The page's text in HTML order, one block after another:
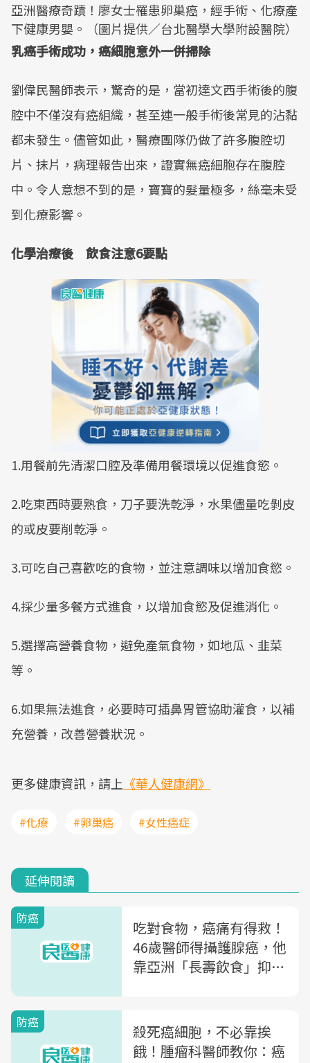
亞洲醫療奇蹟！廖女士罹患卵巢癌，經手術、化療產
下健康男嬰。（圖片提供／台北醫學大學附設醫院）
乳癌手術成功，癌細胞意外一併掃除
劉偉民醫師表示，驚奇的是，當初達文西手術後的腹
腔中不僅沒有癌組織，甚至連一般手術後常見的沾黏
都未發生。儘管如此，醫療團隊仍做了許多腹腔切
片、抹片，病理報告出來，證實無癌細胞存在腹腔
中。令人意想不到的是，寶寶的髮量極多，絲毫未受
到化療影響。
化學治療後 飲食注意6要點
1.用餐前先清潔口腔及準備用餐環境以促進食慾。
2.吃東西時要熟食，刀子要洗乾淨，水果儘量吃剝皮
的或皮要削乾淨。
3.可吃自己喜歡吃的食物，並注意調味以增加食慾。
4.採少量多餐方式進食，以增加食慾及促進消化。
5.選擇高營養食物，避免產氣食物，如地瓜、韭菜
等。
6.如果無法進食，必要時可插鼻胃管協助灌食，以補
充營養，改善營養狀況。
更多健康資訊，請上 《華人健康網》
#化療 #卵巢癌 #女性癌症
延伸閱讀
防癌
吃對食物，癌痛有得救！
46歲醫師得攝護腺癌，他
靠亞洲「長壽飲食」抑制
防癌
殺死癌細胞，不必靠挨
餓！腫瘤科醫師教你：癌